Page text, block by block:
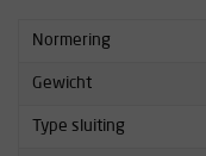
Normering
Gewicht
Type sluiting